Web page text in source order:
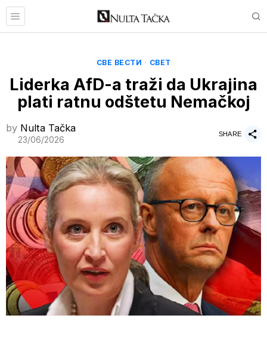
СВЕ ВЕСТИ · СВЕТ
Liderka AfD-a traži da Ukrajina
plati ratnu odštetu Nemačkoj
by Nulta Tačka
23/06/2026
SHARE